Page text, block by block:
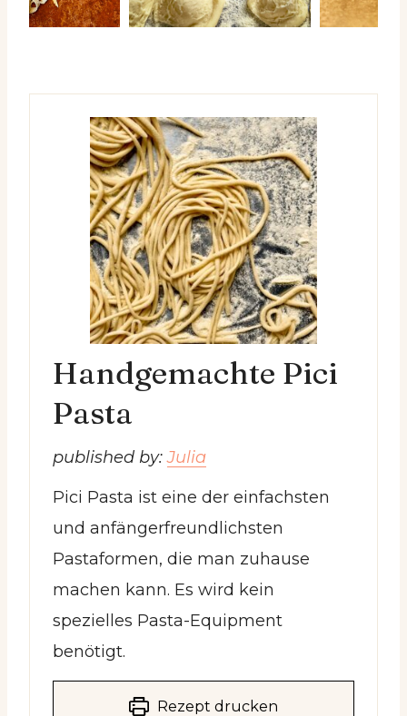
Handgemachte Pici
Pasta
published by:Julia
Pici Pasta ist eine der einfachsten
und anfängerfreundlichsten
Pastaformen, die man zuhause
machen kann. Es wird kein
spezielles Pasta-Equipment
benötigt.
Rezept drucken